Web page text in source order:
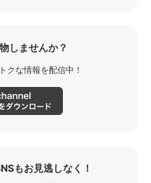
しませんか？
クな情報を配信中！
もお見逃しなく！